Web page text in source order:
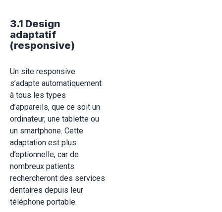
3.1 Design
adaptatif
(responsive)
Un site responsive
s’adapte automatiquement
à tous les types
d’appareils, que ce soit un
ordinateur, une tablette ou
un smartphone. Cette
adaptation est plus
d’optionnelle, car de
nombreux patients
rechercheront des services
dentaires depuis leur
téléphone portable.